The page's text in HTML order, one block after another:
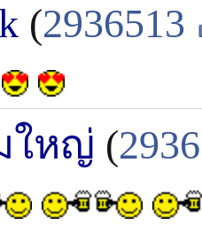
(2936513
ใหญ่ (